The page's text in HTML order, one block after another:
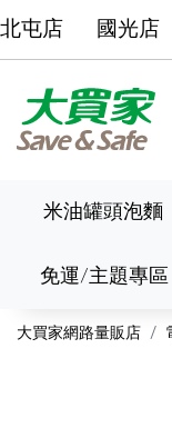
北屯店 國光店
米油罐頭泡麵
免運/主題專區
大買家網路量販店